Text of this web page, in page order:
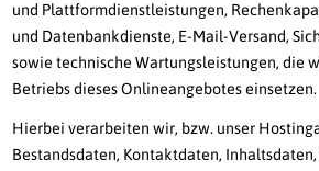
und Plattformdienstleistungen,
und Datenbankdienste, E-Mail-Versand,
sowie technische Wartungsleistungen, die
Betriebs dieses Onlineangebotes einsetzen.
Hierbei verarbeiten wir, bzw. unser
Bestandsdaten, Kontaktdaten,